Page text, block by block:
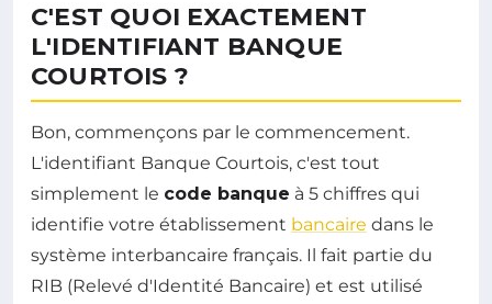
C'EST QUOI EXACTEMENT
L'IDENTIFIANT BANQUE
COURTOIS ?
Bon, commençons par le commencement.
L'identifiant Banque Courtois, c'est tout
simplement le code banque à 5 chiffres qui
identifie votre établissement bancaire dans le
système interbancaire français. Il fait partie du
RIB (Relevé d'Identité Bancaire) et est utilisé